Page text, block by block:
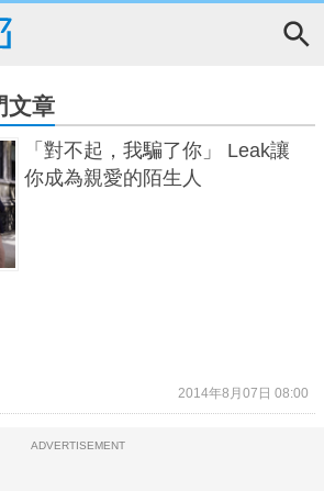
文章
「對不起，我騙了你」 Leak讓
你成為親愛的陌生人
2014年8月07日 08:00
ADVERTISEMENT